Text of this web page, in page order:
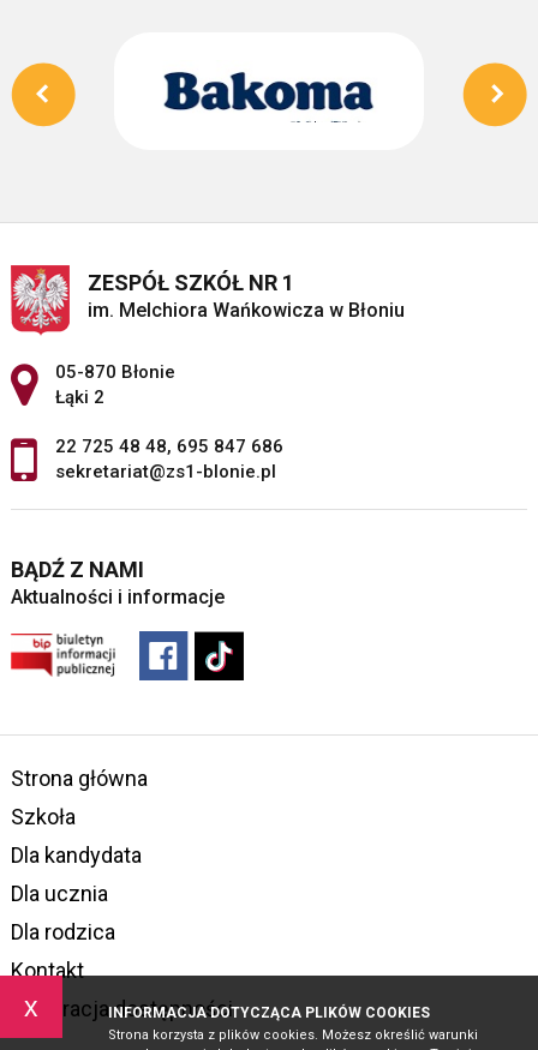
x INFORMACJA DOTYCZĄCA PLIKÓW COOKIES
Strona korzysta z plików cookies. Możesz określić warunki
ZESPÓŁ SZKÓŁ NR 1
im. Melchiora Wańkowicza w Błoniu
Adres pocztowy:
05-870 Błonie
Łąki 2
22 725 48 48, 695 847 686
sekretariat@zs1-blonie.pl
BĄDŹ Z NAMI
Aktualności i informacje
Strona główna
Szkoła
Dla kandydata
Dla ucznia
Dla rodzica
Kontakt
Deklaracja dostępności